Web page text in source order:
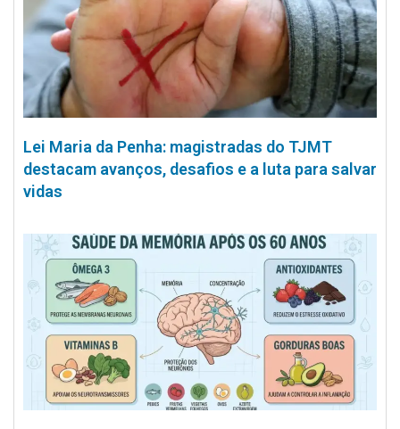
Lei Maria da Penha: magistradas do TJMT
destacam avanços, desafios e a luta para salvar
vidas